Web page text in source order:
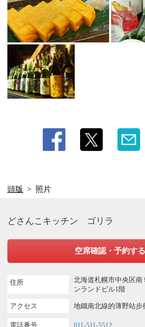
頭版 照片
どさんこキッチン ゴリラ
空席確認・予約する
住所
北海道札幌市中央区
ンランドビル1階
アクセス 地鐵南北線的薄野站步
電話番号 011-511-5512